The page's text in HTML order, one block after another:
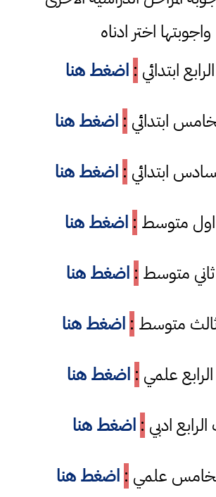
واجوبتها اختر ادناه
ابتدائي : اضغط هنا
ابتدائي : اضغط هنا
ابتدائي : اضغط هنا
متوسط : اضغط هنا
متوسط : اضغط هنا
متوسط : اضغط هنا
علمي : اضغط هنا
ادبي : اضغط هنا
علمي : اضغط هنا